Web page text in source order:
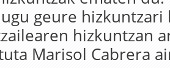
geure hizkuntzari
hizkuntzan
Marisol Cabrera